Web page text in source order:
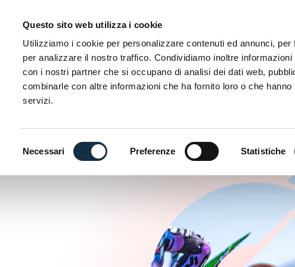
Questo sito web utilizza i cookie
Utilizziamo i cookie per personalizzare contenuti ed annunci,
per analizzare il nostro traffico. Condividiamo inoltre
con i nostri partner che si occupano di analisi dei dati web,
combinarle con altre informazioni che ha fornito loro o che
servizi.
Necessari Preferenze Statistiche
ESPONI HOSPITALITY
2026 MOTOLIVE ARENA AREE SPECIALI